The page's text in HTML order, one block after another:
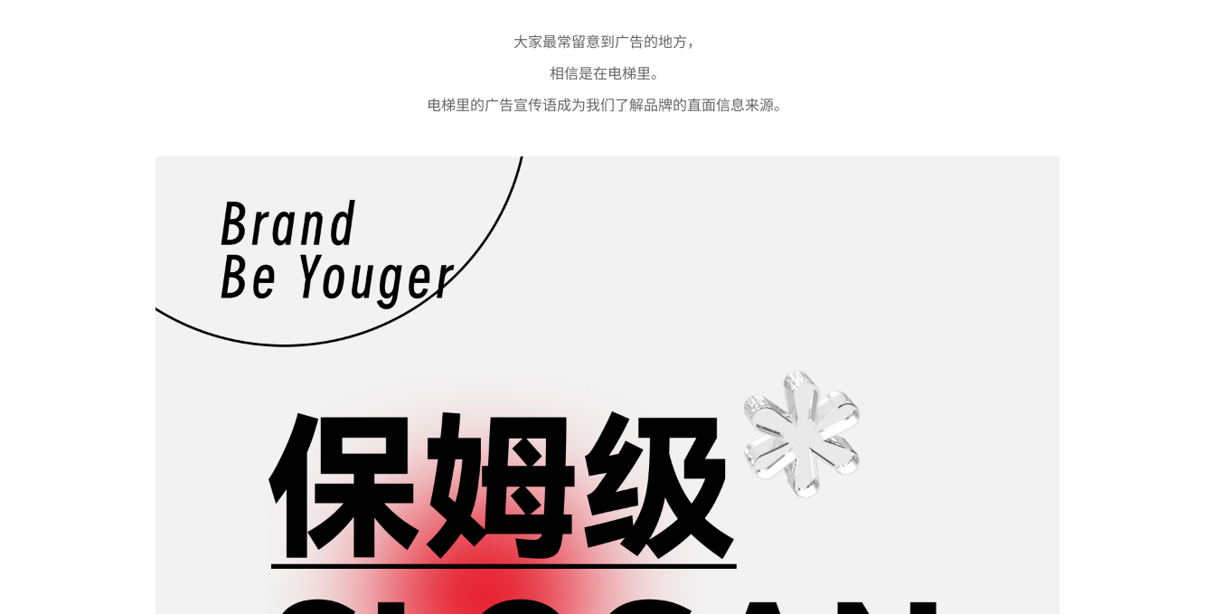
大家最常留意到广告的地方，
相信是在电梯里。
电梯里的广告宣传语成为我们了解品牌的直面信息来源。